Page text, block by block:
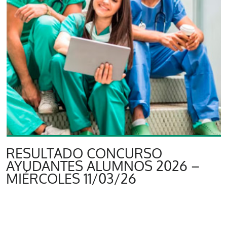
RESULTADO CONCURSO
AYUDANTES ALUMNOS 2026 –
MIÉRCOLES 11/03/26